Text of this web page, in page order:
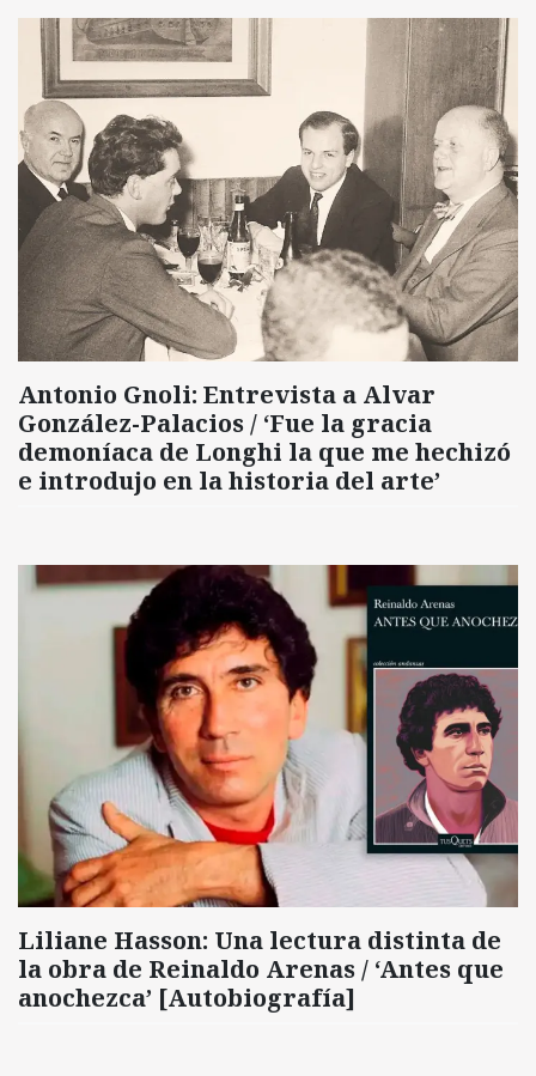
Antonio Gnoli: Entrevista a Alvar
González-Palacios / ‘Fue la gracia
demoníaca de Longhi la que me hechizó
e introdujo en la historia del arte’
Liliane Hasson: Una lectura distinta de
la obra de Reinaldo Arenas / ‘Antes que
anochezca’ [Autobiografía]